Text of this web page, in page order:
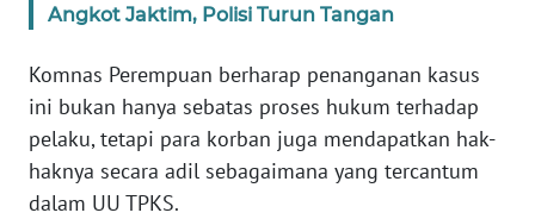
Angkot Jaktim, Polisi Turun Tangan
Komnas Perempuan berharap penanganan kasus
ini bukan hanya sebatas proses hukum terhadap
pelaku, tetapi para korban juga mendapatkan hak-
haknya secara adil sebagaimana yang tercantum
dalam UU TPKS.
KARIR
DISCLAIMER
Wahana
News